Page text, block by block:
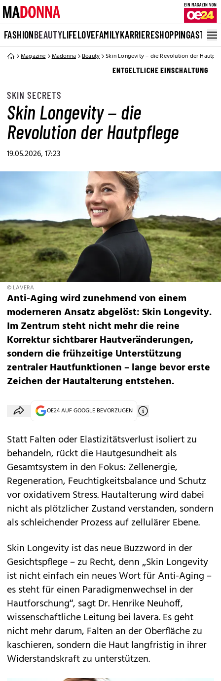
FASHIONBEAUTYLIFELOVEFAMILYKARRIERESHOPPINGASTRO
Magazine Madonna Beauty Skin Longevity – die Revolution der
ENTGELTLICHE EINSCHALTUNG
SKIN SECRETS
Skin Longevity – die
Revolution der Hautpflege
19.05.2026, 17:23
© LAVERA
Anti-Aging wird zunehmend von einem
moderneren Ansatz abgelöst: Skin Longevity.
Im Zentrum steht nicht mehr die reine
Korrektur sichtbarer Hautveränderungen,
sondern die frühzeitige Unterstützung
zentraler Hautfunktionen – lange bevor erste
Zeichen der Hautalterung entstehen.
OE24 AUF GOOGLE BEVORZUGEN
Statt Falten oder Elastizitätsverlust isoliert zu
behandeln, rückt die Hautgesundheit als
Gesamtsystem in den Fokus: Zellenergie,
Regeneration, Feuchtigkeitsbalance und Schutz
vor oxidativem Stress. Hautalterung wird dabei
nicht als plötzlicher Zustand verstanden, sondern
als schleichender Prozess auf zellulärer Ebene.
Skin Longevity ist das neue Buzzword in der
Gesichtspflege – zu Recht, denn „Skin Longevity
ist nicht einfach ein neues Wort für Anti-Aging –
es steht für einen Paradigmenwechsel in der
Hautforschung“, sagt Dr. Henrike Neuhoff,
wissenschaftliche Leitung bei lavera. Es geht
nicht mehr darum, Falten an der Oberfläche zu
kaschieren, sondern die Haut langfristig in ihrer
Widerstandskraft zu unterstützen.